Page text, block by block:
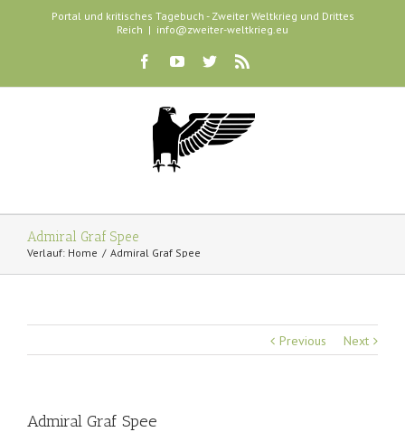
Portal und kritisches Tagebuch - Zweiter Weltkrieg und Drittes
Reich | info@zweiter-weltkrieg.eu
Admiral Graf Spee
Verlauf: Home Admiral Graf Spee
Previous Next
Admiral Graf Spee